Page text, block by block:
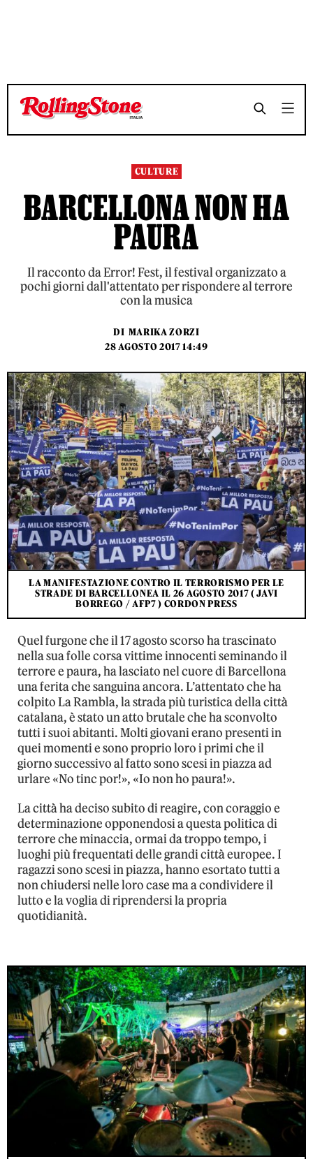
TEMPO DI LETTURA 6 MINUTI SHARE
TEMPO DI LETTURA 6 MINUTI SHARE
CULTURE
BARCELLONA NON HA
PAURA
Il racconto da Error! Fest, il festival organizzato a
pochi giorni dall'attentato per rispondere al terrore
con la musica
DI MARIKA ZORZI
28 AGOSTO 2017 14:49
LA MANIFESTAZIONE CONTRO IL TERRORISMO PER LE
STRADE DI BARCELLONEA IL 26 AGOSTO 2017 ( JAVI
BORREGO / AFP7 ) CORDON PRESS
Quel furgone che il 17 agosto scorso ha trascinato
nella sua folle corsa vittime innocenti seminando il
terrore e paura, ha lasciato nel cuore di Barcellona
una ferita che sanguina ancora. L’attentato che ha
colpito La Rambla, la strada più turistica della città
catalana, è stato un atto brutale che ha sconvolto
tutti i suoi abitanti. Molti giovani erano presenti in
quei momenti e sono proprio loro i primi che il
giorno successivo al fatto sono scesi in piazza ad
urlare «No tinc por!», «Io non ho paura!».
La città ha deciso subito di reagire, con coraggio e
determinazione opponendosi a questa politica di
terrore che minaccia, ormai da troppo tempo, i
luoghi più frequentati delle grandi città europee. I
ragazzi sono scesi in piazza, hanno esortato tutti a
non chiudersi nelle loro case ma a condividere il
lutto e la voglia di riprendersi la propria
quotidianità.